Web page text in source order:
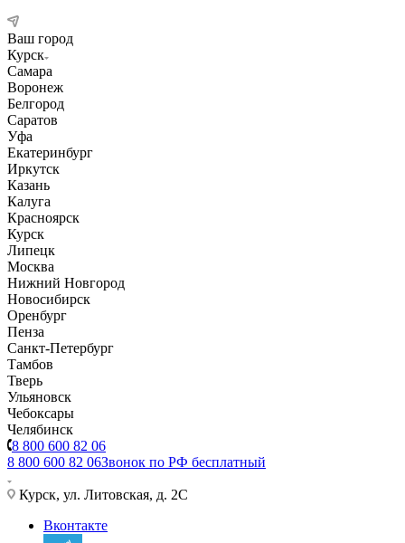
Ваш город
Курск
Самара
Воронеж
Белгород
Саратов
Уфа
Екатеринбург
Иркутск
Казань
Калуга
Красноярск
Курск
Липецк
Москва
Нижний Новгород
Новосибирск
Оренбург
Пенза
Санкт-Петербург
Тамбов
Тверь
Ульяновск
Чебоксары
Челябинск
8 800 600 82 06
8 800 600 82 06Звонок по РФ бесплатный
Курск, ул. Литовская, д. 2С
Вконтакте